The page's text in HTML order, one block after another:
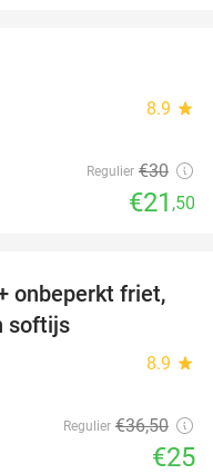
8.9 star
Regulier €30
€21 ,50
32%
onbeperkt friet,
softijs
8.9 star
Regulier €36,50
€25